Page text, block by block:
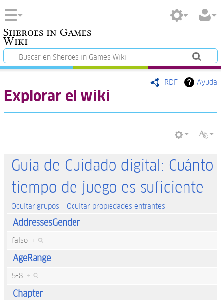
Sheroes in Games
Wiki
RDF Ayuda
Explorar el wiki
Guía de Cuidado digital: Cuánto
tiempo de juego es suficiente
Ocultar grupos Ocultar propiedades entrantes
AddressesGender
falso +
AgeRange
5-8 +
Chapter